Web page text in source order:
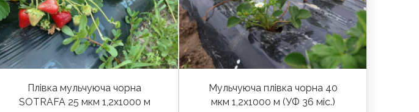
Плівка мульчуюча чорна
SOTRAFA 25 мкм 1,2х1000 м
Мульчуюча плівка чорна 40
мкм 1,2х1000 м (УФ 36 міс.)